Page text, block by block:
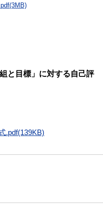
と目標」に対する自己評
.pdf(139KB)